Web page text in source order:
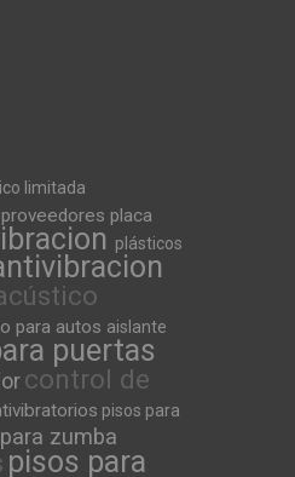
limitada
proveedores placa
plásticos
para autos aislante
puertas
control de
pisos para
zumba
pisos para